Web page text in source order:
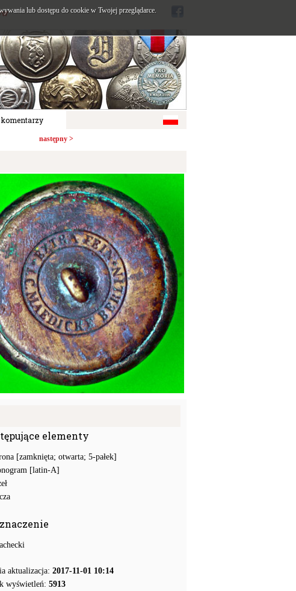
komentarzy
następny >
elementy
[zamknięta; otwarta; 5-pałek]
[latin-A]
aktualizacja: 2017-11-01 10:14
wyświetleń: 5913
lub dostępu do cookie w Twojej przeglądarce.